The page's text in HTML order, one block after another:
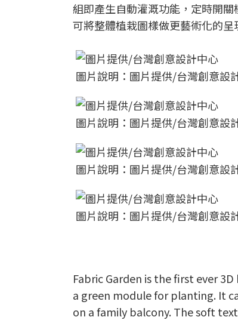
組即產生自動灌溉功能，定時開
可將整體植栽圖樣做更藝術化的呈
圖片說明：圖片提供/台灣創意設
圖片說明：圖片提供/台灣創意設
圖片說明：圖片提供/台灣創意設
圖片說明：圖片提供/台灣創意設
Fabric Garden is the first ever
a green module for planting. It
on a family balcony. The soft